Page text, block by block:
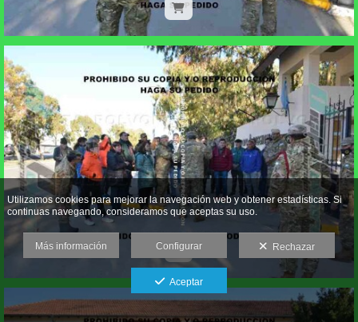
Utilizamos cookies para mejorar la navegación web y obtener estadísticas. Si
continuas navegando, consideramos que aceptas su uso.
Más información Configurar Rechazar
Aceptar